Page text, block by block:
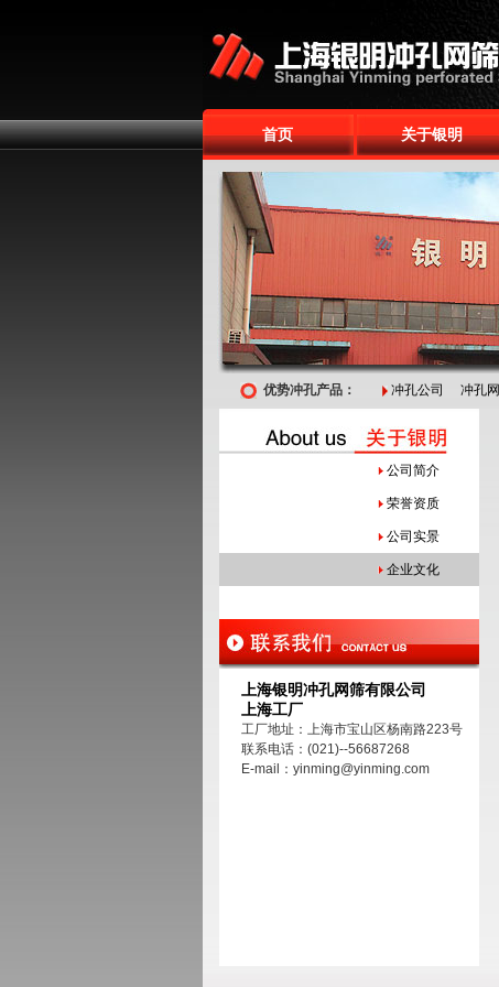
首页 关于银明
优势冲孔产品： 冲孔公司 冲孔网
公司简介
荣誉资质
公司实景
企业文化
上海银明冲孔网筛有限公司
上海工厂
工厂地址：上海市宝山区杨南路223号
联系电话：(021)--56687268
E-mail：yinming@yinming.com